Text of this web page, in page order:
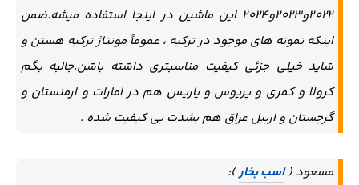
۲۰۲۲و۲۰۲۳و۲۰۲۴ این ماشین در اینجا استفاده میشه.ضمن
اینکه نمونه های موجود در ترکیه ، عموماً مونتاژ ترکیه هستن و
شاید خیلی جزئی کیفیت مناسبتری داشته باشن.جالبه بگم
کرولا و کمری و پریوس و یاریس هم در امارات و ارمنستان و
گرجستان و اربیل عراق هم بشدت بی کیفیت شده .
مسعود (اسب بخار):